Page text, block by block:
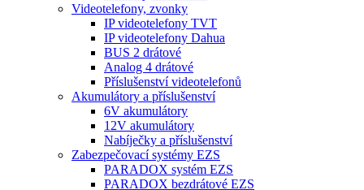
Videotelefony, zvonky
IP videotelefony TVT
IP videotelefony Dahua
BUS 2 drátové
Analog 4 drátové
Příslušenství videotelefonů
Akumulátory a příslušenství
6V akumulátory
12V akumulátory
Nabíječky a příslušenství
Zabezpečovací systémy EZS
PARADOX systém EZS
PARADOX bezdrátové EZS